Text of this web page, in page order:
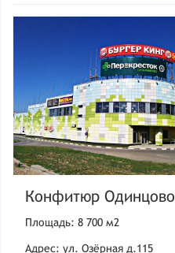
Конфитюр Одинцово
Площадь: 8 700 м2
Адрес: ул. Озёрная д.115